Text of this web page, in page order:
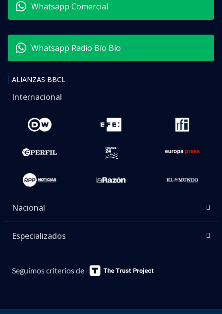
Whatsapp Comercial
Whatsapp Radio Bío Bío
ALIANZAS BBCL
Internacional
Nacional
Especializados
Seguimos criterios de